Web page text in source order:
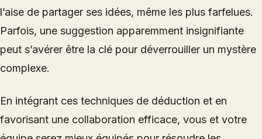
l’aise de partager ses idées, même les plus farfelues.
Parfois, une suggestion apparemment insignifiante
peut s’avérer être la clé pour déverrouiller un mystère
complexe.
En intégrant ces techniques de déduction et en
favorisant une collaboration efficace, vous et votre